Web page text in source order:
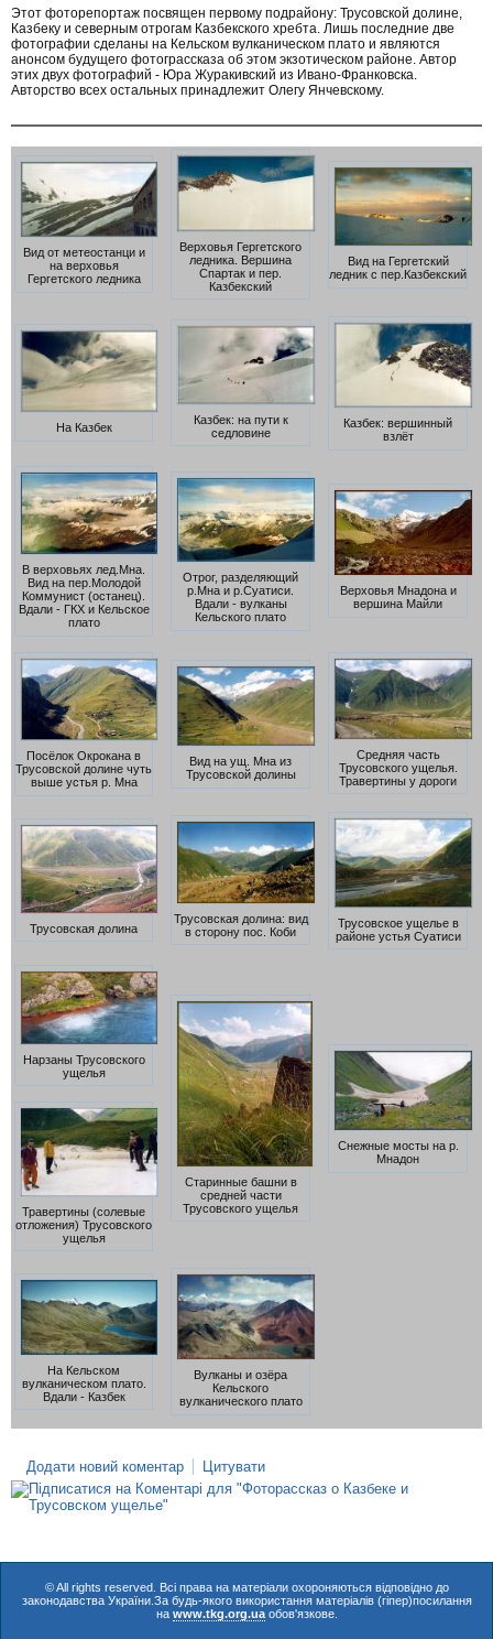
Этот фоторепортаж посвящен первому подрайону: Трусовской долине,
Казбеку и северным отрогам Казбекского хребта. Лишь последние две
фотографии сделаны на Кельском вулканическом плато и являются
анонсом будущего фотограссказа об этом экзотическом районе. Автор
этих двух фотографий - Юра Журакивский из Ивано-Франковска.
Авторство всех остальных принадлежит Олегу Янчевскому.
Вид от метеостанци и
на верховья
Гергетского ледника
Верховья Гергетского
ледника. Вершина
Спартак и пер.
Казбекский
Вид на Гергетский
ледник с пер.Казбекский
На Казбек
Казбек: на пути к
седловине
Казбек: вершинный
взлёт
В верховьях лед.Мна.
Вид на пер.Молодой
Коммунист (останец).
Вдали - ГКХ и Кельское
плато
Отрог, разделяющий
р.Мна и р.Суатиси.
Вдали - вулканы
Кельского плато
Верховья Мнадона и
вершина Майли
Посёлок Окрокана в
Трусовской долине чуть
выше устья р. Мна
Вид на ущ. Мна из
Трусовской долины
Средняя часть
Трусовского ущелья.
Травертины у дороги
Трусовская долина
Трусовская долина: вид
в сторону пос. Коби
Трусовское ущелье в
районе устья Суатиси
Нарзаны Трусовского
ущелья
Старинные башни в
средней части
Трусовского ущелья
Снежные мосты на р.
Мнадон
Травертины (солевые
отложения) Трусовского
ущелья
На Кельском
вулканическом плато.
Вдали - Казбек
Вулканы и озёра
Кельского
вулканического плато
Додати новий коментар Цитувати
© All rights reserved. Всі права на матеріали охороняються відповідно до
законодавства України.За будь-якого використання матеріалів (гіпер)посилання
на www.tkg.org.uaобов'язкове.